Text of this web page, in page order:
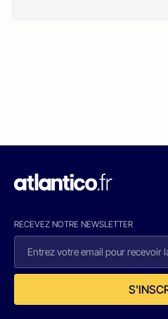
RECEVEZ NOTRE NEWSLETTER